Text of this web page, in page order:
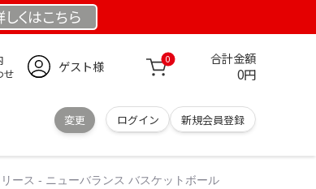
しくはこちら
せ
ゲスト様 0 合計金額
0円
変更 ログイン 新規会員登録
ース - ニューバランス バスケットボール